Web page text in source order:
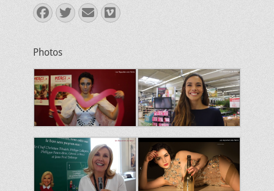
Facebook
Twitter
E-
mail
Vimeo
Photos